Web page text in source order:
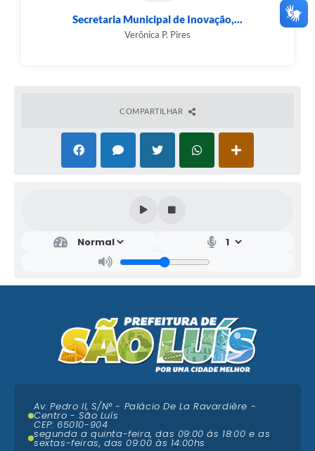
Secretaria Municipal de Inovação,...
Verônica P. Pires
COMPARTILHAR
Av. Pedro II, S/N° - Palácio De La Ravardière -
Centro - São Luís
CEP: 65010-904
segunda a quinta-feira, das 09:00 ás 18:00 e as
sextas-feiras, das 09:00 às 14:00hs